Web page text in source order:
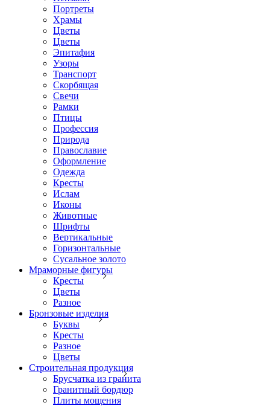
Портреты
Храмы
Цветы
Цветы
Эпитафия
Узоры
Транспорт
Скорбящая
Свечи
Рамки
Птицы
Профессия
Природа
Православие
Оформление
Одежда
Кресты
Ислам
Иконы
Животные
Шрифты
Вертикальные
Горизонтальные
Сусальное золото
Мраморные фигуры
Кресты
Цветы
Разное
Бронзовые изделия
Буквы
Кресты
Разное
Цветы
Строительная продукция
Брусчатка из гранита
Гранитный бордюр
Плиты мощения